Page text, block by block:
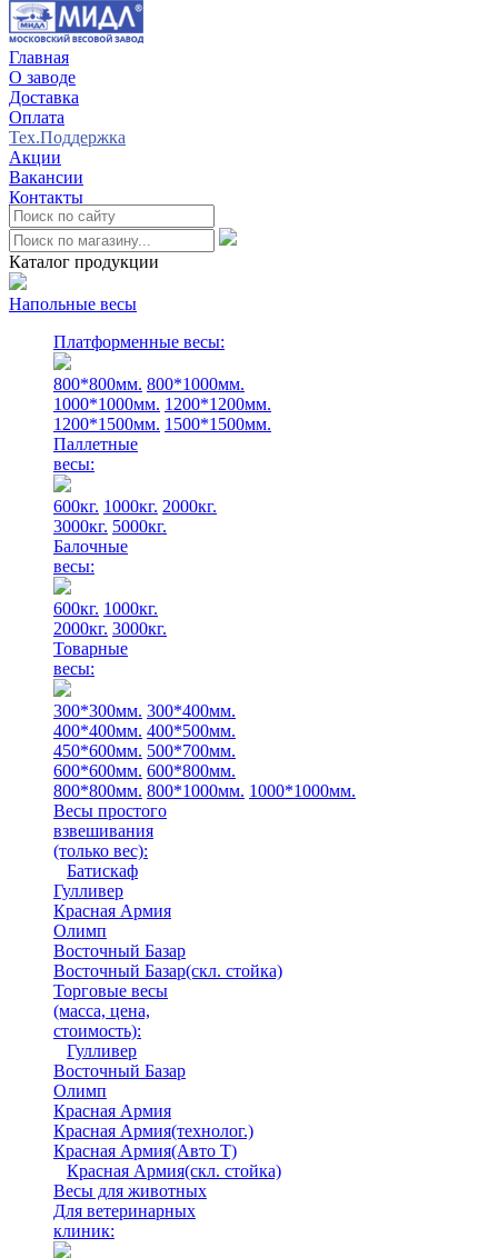
Главная
О заводе
Доставка
Оплата
Тех.Поддержка
Акции
Вакансии
Контакты
Каталог продукции
Напольные весы
Платформенные весы:
800*800мм. 800*1000мм.
1000*1000мм. 1200*1200мм.
1200*1500мм. 1500*1500мм.
Паллетные
весы:
600кг. 1000кг. 2000кг.
3000кг. 5000кг.
Балочные
весы:
600кг. 1000кг.
2000кг. 3000кг.
Товарные
весы:
300*300мм. 300*400мм.
400*400мм. 400*500мм.
450*600мм. 500*700мм.
600*600мм. 600*800мм.
800*800мм. 800*1000мм. 1000*1000мм.
Весы простого
взвешивания
(только вес):
Батискаф
Гулливер
Красная Армия
Олимп
Восточный Базар
Восточный Базар(скл. стойка)
Торговые весы
(масса, цена,
стоимость):
Гулливер
Восточный Базар
Олимп
Красная Армия
Красная Армия(технолог.)
Красная Армия(Авто Т)
Красная Армия(скл. стойка)
Весы для животных
Для ветеринарных
клиник:
0